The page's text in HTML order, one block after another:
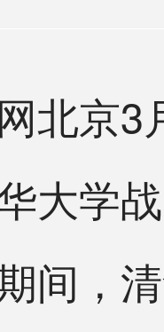
京3
大学
间，